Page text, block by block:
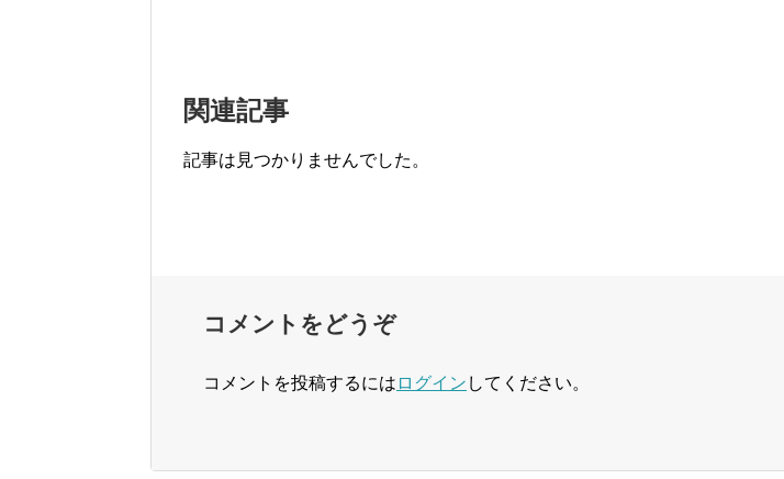
関連記事
記事は見つかりませんでした。
コメントをどうぞ
コメントを投稿するには ログイン してください。